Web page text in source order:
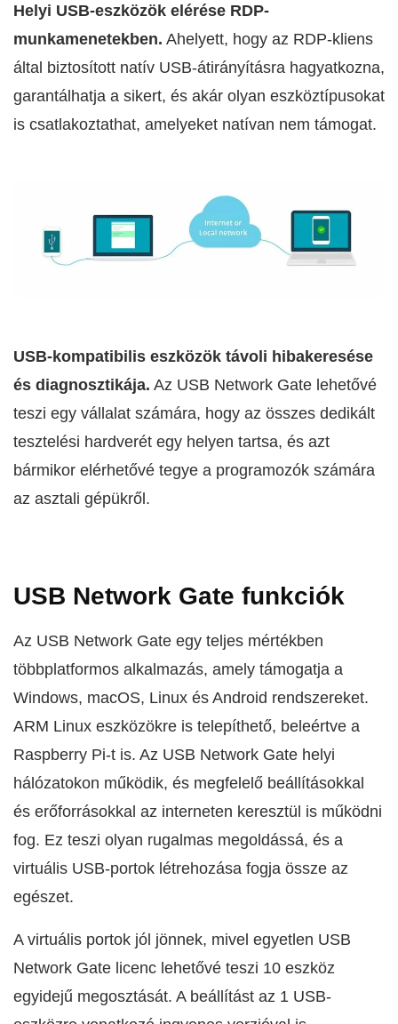
Helyi USB-eszközök elérése RDP-
munkamenetekben. Ahelyett, hogy az RDP-kliens
által biztosított natív USB-átirányításra hagyatkozna,
garantálhatja a sikert, és akár olyan eszköztípusokat
is csatlakoztathat, amelyeket natívan nem támogat.
USB-kompatibilis eszközök távoli hibakeresése
és diagnosztikája. Az USB Network Gate lehetővé
teszi egy vállalat számára, hogy az összes dedikált
tesztelési hardverét egy helyen tartsa, és azt
bármikor elérhetővé tegye a programozók számára
az asztali gépükről.
USB Network Gate funkciók
Az USB Network Gate egy teljes mértékben
többplatformos alkalmazás, amely támogatja a
Windows, macOS, Linux és Android rendszereket.
ARM Linux eszközökre is telepíthető, beleértve a
Raspberry Pi-t is. Az USB Network Gate helyi
hálózatokon működik, és megfelelő beállításokkal
és erőforrásokkal az interneten keresztül is működni
fog. Ez teszi olyan rugalmas megoldássá, és a
virtuális USB-portok létrehozása fogja össze az
egészet.
A virtuális portok jól jönnek, mivel egyetlen USB
Network Gate licenc lehetővé teszi 10 eszköz
egyidejű megosztását. A beállítást az 1 USB-